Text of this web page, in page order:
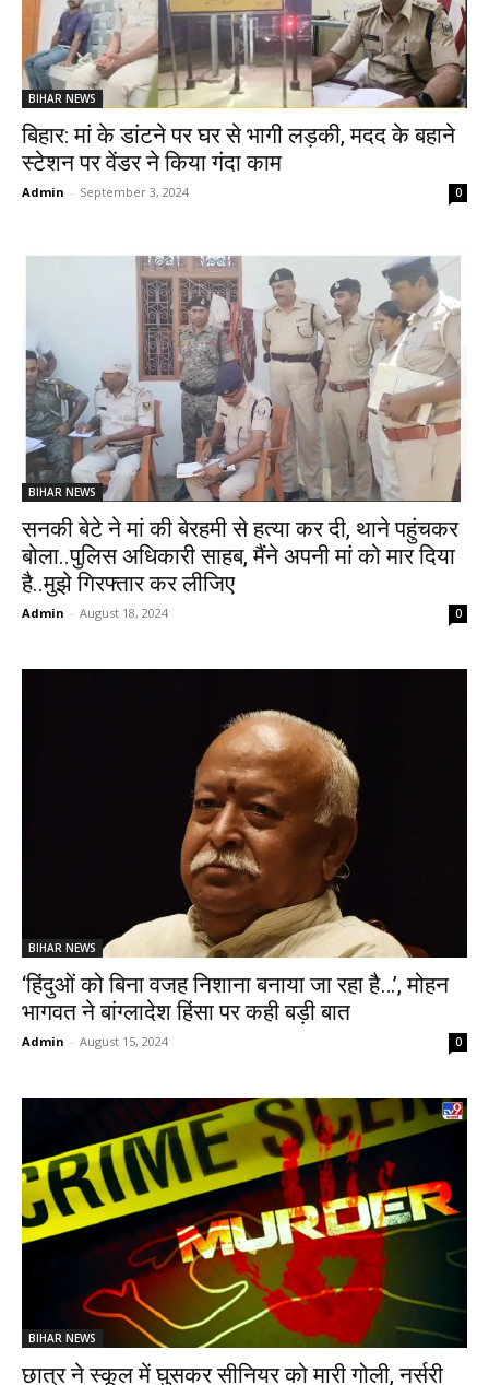
BIHAR NEWS
बिहार: मां के डांटने पर घर से भागी लड़की, मदद के बहाने
स्टेशन पर वेंडर ने किया गंदा काम
Admin - September 3, 2024 0
BIHAR NEWS
सनकी बेटे ने मां की बेरहमी से हत्या कर दी, थाने पहुंचकर
बोला..पुलिस अधिकारी साहब, मैंने अपनी मां को मार दिया
है..मुझे गिरफ्तार कर लीजिए
Admin - August 18, 2024 0
BIHAR NEWS
‘हिंदुओं को बिना वजह निशाना बनाया जा रहा है…’, मोहन
भागवत ने बांग्लादेश हिंसा पर कही बड़ी बात
Admin - August 15, 2024 0
BIHAR NEWS
छात्र ने स्कूल में घुसकर सीनियर को मारी गोली, नर्सरी